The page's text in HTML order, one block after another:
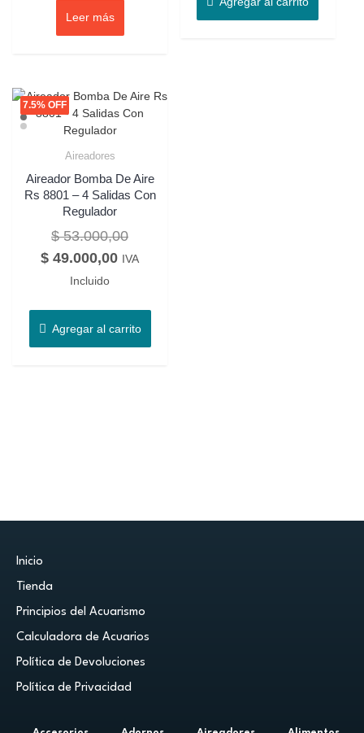
Leer más
7.5% OFF
Aireadores
Aireador Bomba De Aire
Rs 8801 – 4 Salidas Con
Regulador
$53.000,00
$ 49.000,00 IVA
Incluido
Agregar al carrito
Inicio
Tienda
Principios del Acuarismo
Calculadora de Acuarios
Política de Devoluciones
Política de Privacidad